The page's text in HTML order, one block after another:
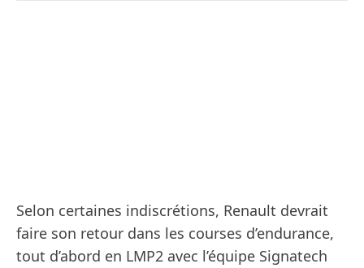
Selon certaines indiscrétions, Renault devrait
faire son retour dans les courses d’endurance,
tout d’abord en LMP2 avec l’équipe Signatech